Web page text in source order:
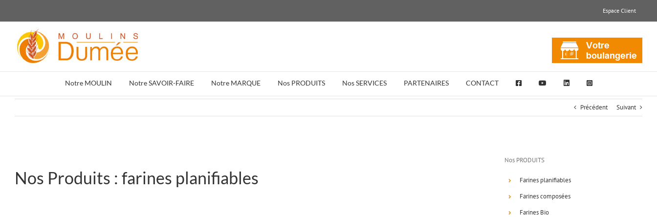
contenu
Espace Client
Notre MOULIN Notre SAVOIR-FAIRE Notre MARQUE Nos PRODUITS Nos SERVICES PARTENAIRES CONTACT
Précédent Suivant
Nos Produits : farines planifiables
Nos PRODUITS
Farines planifiables
Farines composées
Farines Bio